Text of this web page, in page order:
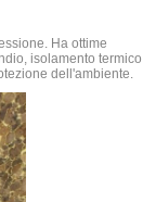
Ha ottime
isolamento termico
dell'ambiente.